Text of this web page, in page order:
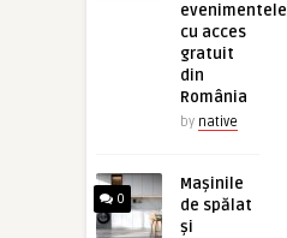
evenimentele
cu acces
gratuit
din
România
by native
0
Mașinile
de spălat
și